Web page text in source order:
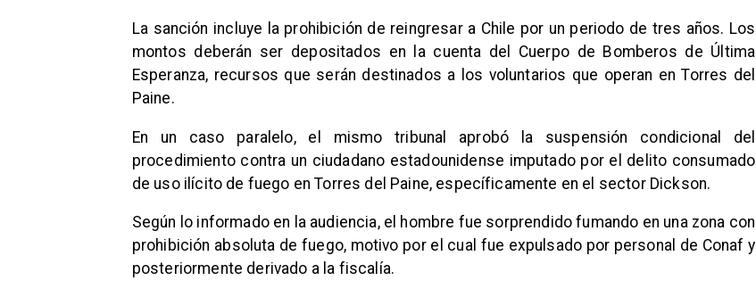
La sanción incluye la prohibición de reingresar a Chile por un periodo de tres años. Los
montos deberán ser depositados en la cuenta del Cuerpo de Bomberos de Última
Esperanza, recursos que serán destinados a los voluntarios que operan en Torres del
Paine.
En un caso paralelo, el mismo tribunal aprobó la suspensión condicional del
procedimiento contra un ciudadano estadounidense imputado por el delito consumado
de uso ilícito de fuego en Torres del Paine, específicamente en el sector Dickson.
Según lo informado en la audiencia, el hombre fue sorprendido fumando en una zona con
prohibición absoluta de fuego, motivo por el cual fue expulsado por personal de Conaf y
posteriormente derivado a la fiscalía.